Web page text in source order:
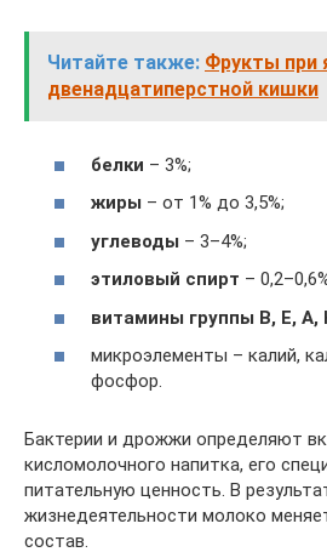
Читайте также: Фрукты при
двенадцатиперстной кишки
белки – 3%;
жиры – от 1% до 3,5%;
углеводы – 3–4%;
этиловый спирт –
витамины группы В, Е, А,
микроэлементы – калий,
фосфор.
Бактерии и дрожжи определяют
кисломолочного напитка, его
питательную ценность. В
жизнедеятельности молоко
состав.